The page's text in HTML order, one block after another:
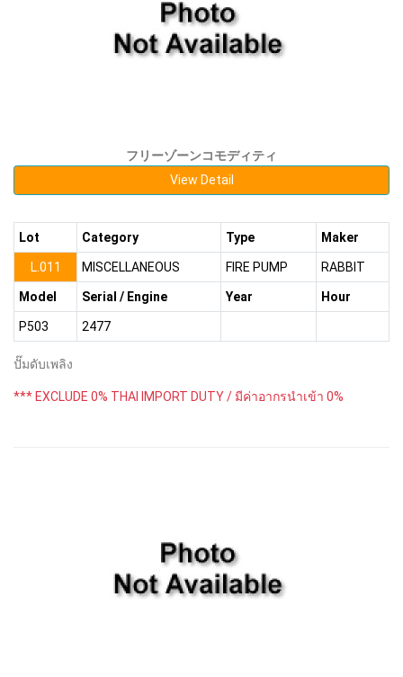
フリーゾーンコモディティ
View Detail
Lot Category Type Maker
L.011 MISCELLANEOUS FIRE PUMP RABBIT
Model Serial / Engine Year Hour
P503 2477
ปั๊มดับเพลิง
*** EXCLUDE 0% THAI IMPORT DUTY / มีค่าอากรนำเข้า 0%